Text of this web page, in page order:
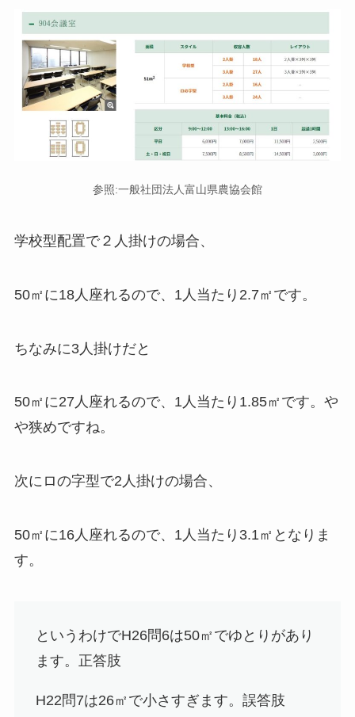
参照:一般社団法人富山県農協会館
学校型配置で２人掛けの場合、
50㎡に18人座れるので、1人当たり2.7㎡ です。
ちなみに3人掛けだと
50㎡に27人座れるので、1人当たり1.85㎡です。や
や狭めですね。
次に ロの字型で2人掛けの場合、
50㎡に16人座れるので、1人当たり3.1㎡ となりま
す。
というわけでH26問6は50㎡でゆとりがあり
ます。 正答肢
H22問7は26㎡で小さすぎます。 誤答肢